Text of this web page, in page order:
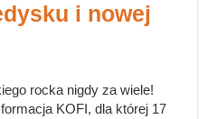
i nowej
rocka nigdy za wiele!
KOFI, dla której 17